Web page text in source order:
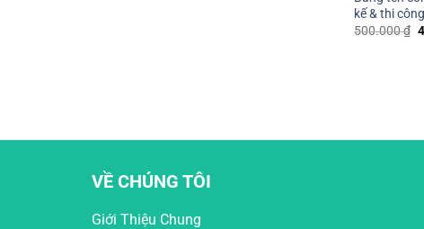
kế & thi
500.000₫
VỀ CHÚNG TÔI
Giới Thiệu Chung